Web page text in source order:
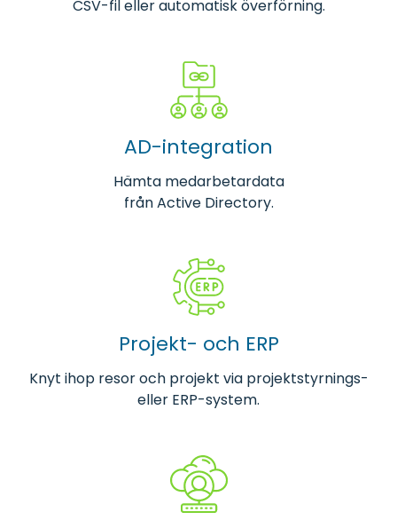
CSV-fil eller automatisk överförning.
AD-integration
Hämta medarbetardata
från Active Directory.
Projekt- och ERP
Knyt ihop resor och projekt via projektstyrnings-
eller ERP-system.